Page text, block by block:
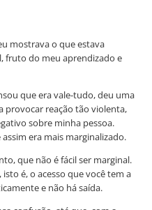
mostrava o que estava
fruto do meu aprendizado e
que era vale-tudo, deu uma
provocar reação tão violenta,
sobre minha pessoa.
era mais marginalizado.
que não é fácil ser marginal.
é, o acesso que você tem a
e não há saída.